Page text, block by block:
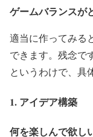
ゲームバランスが
適当に作ってみる
できます。残念で
というわけで、具
1. アイデア構築
何を楽しんで欲し